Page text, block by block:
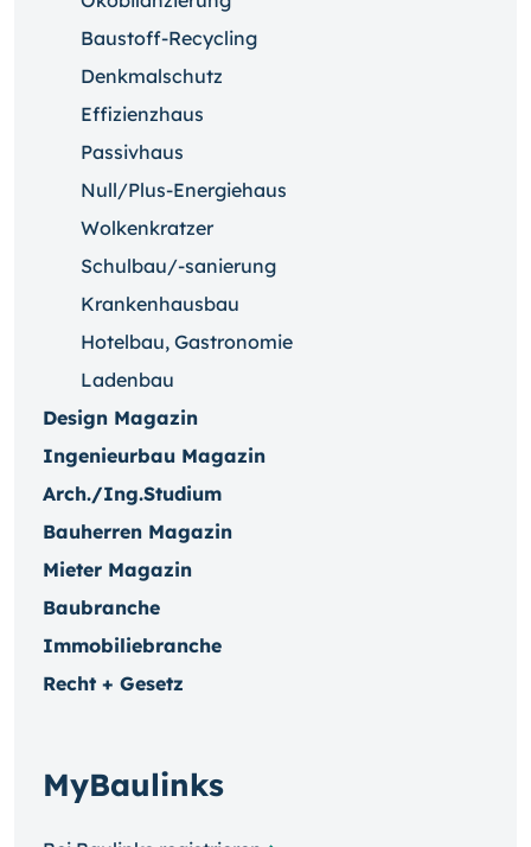
Baustoff-Recycling
Denkmalschutz
Effizienzhaus
Passivhaus
Null/Plus-Energiehaus
Wolkenkratzer
Schulbau/-sanierung
Krankenhausbau
Hotelbau, Gastronomie
Ladenbau
Design Magazin
Ingenieurbau Magazin
Arch./Ing.Studium
Bauherren Magazin
Mieter Magazin
Baubranche
Immobiliebranche
Recht + Gesetz
MyBaulinks